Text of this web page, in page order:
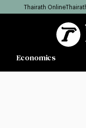
Thairath Online
Economics